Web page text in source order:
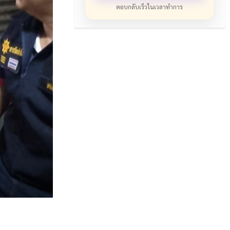
ตอบกลับเร็วในเวลาทำการ